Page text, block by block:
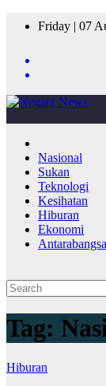
Friday | 07
Nasional
Sukan
Teknologi
Kesihatan
Hiburan
Ekonomi
Antarabangsa
Tag:
Hiburan